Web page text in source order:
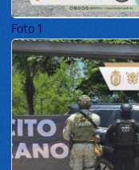
Foto 1